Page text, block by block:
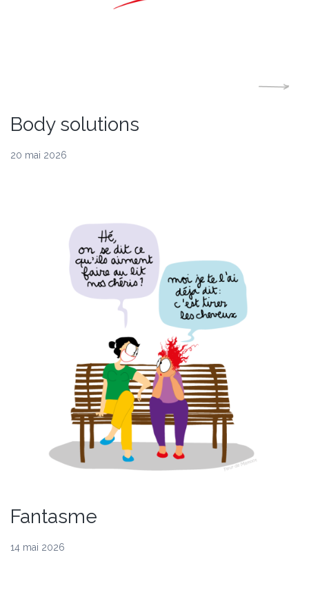
Body solutions
20 mai 2026
Fantasme
14 mai 2026